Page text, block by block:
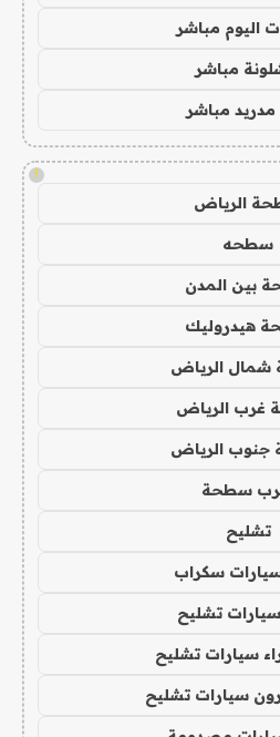
اليوم مباشر
مباشر
مدريد مباشر
!
الرياض
سطحه
بين المدن
هيدروليك
الرياض
غرب الرياض
الرياض
سطحة
تشليح
سكراب
تشليح
سيارات تشليح
سيارات تشليح